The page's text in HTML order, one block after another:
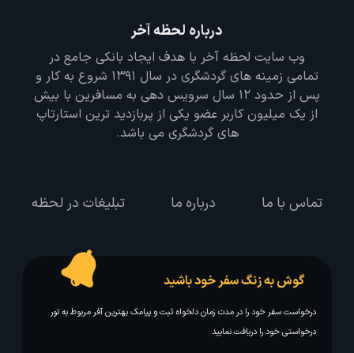
درباره لحظه آخر
وب سایت لحظه آخر با هدف ایجاد بانکی جامع در
تمامی زمینه های گردشگری در سال 1391 شروع به کار و
پس از حدود 12 سال سرویس دهی به مسافرین با بیش
از یک میلیون کاربر عضو یکی از پربازدید ترین استارتاپ
های گردشگری می باشد.
تماس با ما درباره ما تبلیغات در لحظه
گوش به زنگ سفر خود باشید
درخواست سفر خود را در مدت زمان دلخواه ثبت و پیامک بهترین آفر مربوط به تور
درخواستی خود را دریافت نمایید